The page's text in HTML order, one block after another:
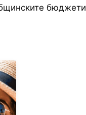
бюджети